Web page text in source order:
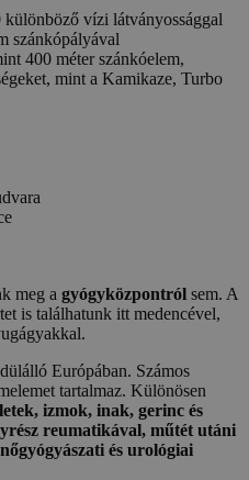
vízi látványossággal
szánkópályával
400 méter szánkóelem,
mint a Kamikaze, Turbo
meg a gyógyközpontról sem. A
is találhatunk itt medencével,
Európában. Számos
tartalmaz. Különösen
izmok, inak, gerinc és
reumatikával, műtét utáni
​​és urológiai